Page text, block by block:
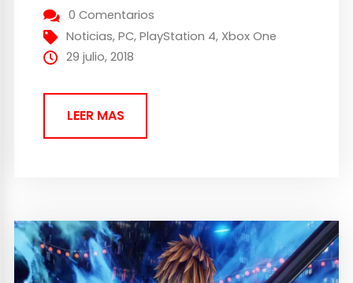
Hemos recibido bastante información,
pero ya sabéis que un gameplay vale más
que mil palabras. Gameplay de Resident
0 Comentarios
Noticias,PC,PlayStation 4, Xbox One
29 julio, 2018
LEER MAS